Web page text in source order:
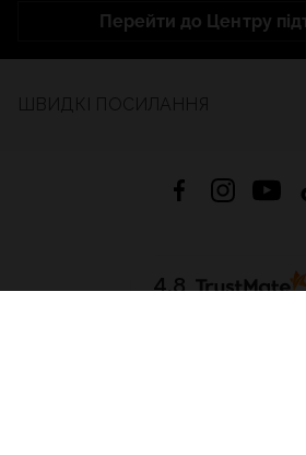
Перейти до Центру
4.8